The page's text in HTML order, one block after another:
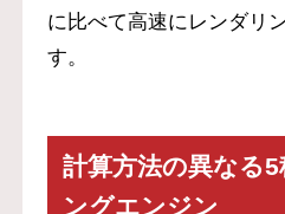
に比べて高速にレンダリ
す。
計算方法の異なる
ングエンジン